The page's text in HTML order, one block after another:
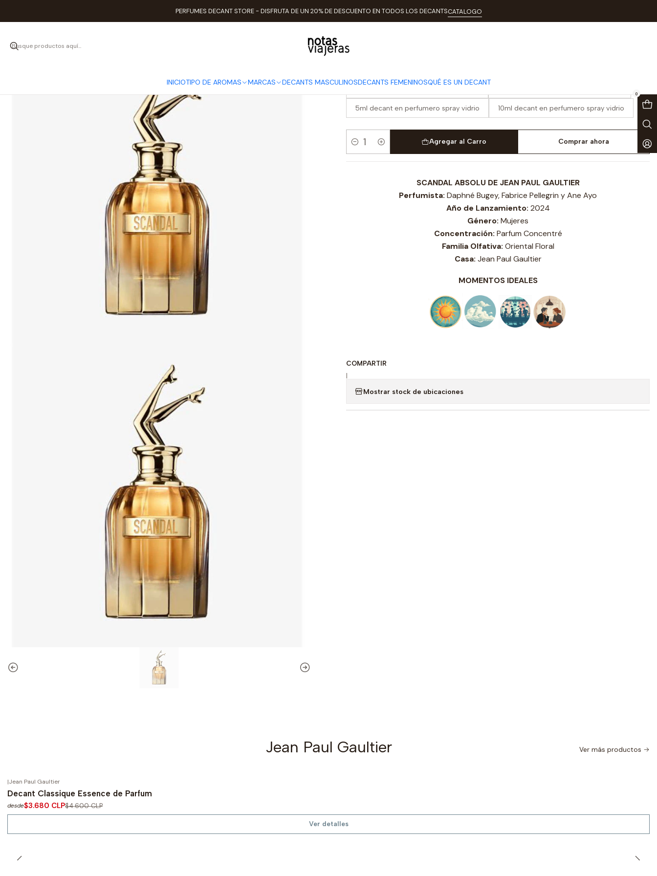
INICIOTIPO DE AROMAS MARCAS DECANTS MASCULINOSDECANTS FEMENINOSQUÉ ES UN DECANT
0
PERFUMES DECANT STORE - DISFRUTA DE UN 20% DE DESCUENTO EN TODOS LOS DECANTSCATALOGO
Inicio MARCAS Jean Paul Gaultier Decant Jean Paul Gaultier Scandal Absolu
Decant Jean Paul Gaultier Scandal Absolu
5ml decant en perfumero spray vidrio 10ml decant en perfumero spray vidrio
Cantidad
Agregar al Carro Comprar ahora
SCANDAL ABSOLU DE JEAN PAUL GAULTIER
Perfumista: Daphné Bugey, Fabrice Pellegrin y Ane Ayo
Año de Lanzamiento: 2024
Género: Mujeres
Concentración: Parfum Concentré
Familia Olfativa: Oriental Floral
Casa: Jean Paul Gaultier
MOMENTOS IDEALES
COMPARTIR
|
Mostrar stock de ubicaciones
Jean Paul Gaultier Ver más productos
Agotado
|Jean Paul Gaultier
Decant Classique Essence de Parfum
desde$3.680 CLP$4.600 CLP
Ver detalles